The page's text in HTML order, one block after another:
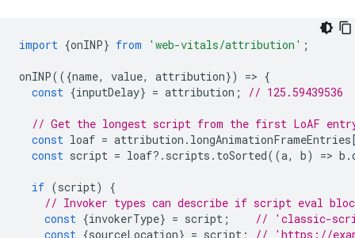
import {onINP} from 'web-vitals/attribution' ;
onINP(({name, value, attribution}) => {
const {inputDelay} = attribution ; // 125.59439536
// Get the longest script from the first LoAF
const loaf = attribution . longAnimationFrameEntries
const script = loaf? . scripts . toSorted((a, b) => b .
if (script)
{
// Invoker types can describe if script eval
const {invokerType} = script ;
// 'classic-
const {sourceLocation} = script ;
// 'https://